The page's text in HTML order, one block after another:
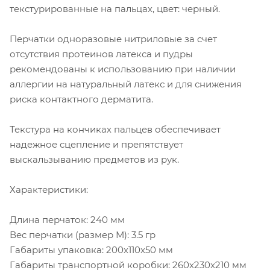
текстурированные на пальцах, цвет: черный.
Перчатки одноразовые нитриловые за счет
отсутствия протеинов латекса и пудры
рекомендованы к использованию при наличии
аллергии на натуральный латекс и для снижения
риска контактного дерматита.
Текстура на кончиках пальцев обеспечивает
надежное сцепление и препятствует
выскальзыванию предметов из рук.
Характеристики:
Длина перчаток: 240 мм
Вес перчатки (размер М): 3.5 гр
Габариты упаковка: 200x110x50 мм
Габариты транспортной коробки: 260x230x210 мм